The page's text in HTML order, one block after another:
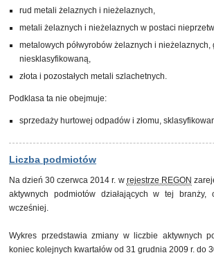
rud metali żelaznych i nieżelaznych,
metali żelaznych i nieżelaznych w postaci
metalowych półwyrobów żelaznych i nieżelaznych,
niesklasyfikowaną,
złota i pozostałych metali szlachetnych.
Podklasa ta nie obejmuje:
sprzedaży hurtowej odpadów i złomu,
Liczba podmiotów
Na dzień 30 czerwca 2014 r. w rejestrze REGON
aktywnych podmiotów działających w tej branży,
wcześniej.
Wykres przedstawia zmiany w liczbie aktywnych
koniec kolejnych kwartałów od 31 grudnia 2009 r. do